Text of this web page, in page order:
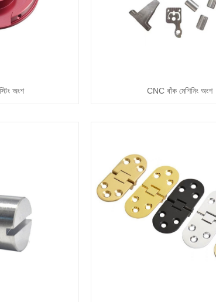
অংশ CNC বাঁক মেশিনিং অংশ